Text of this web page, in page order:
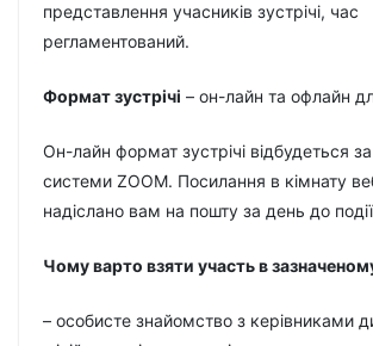
представлення учасників зустрічі, час
регламентований.
Формат зустрічі – он-лайн та офлайн
Он-лайн формат зустрічі відбудеться
системи ZOOM. Посилання в кімнату
надіслано вам на пошту за день до
Чому варто взяти участь в
– особисте знайомство з керівниками